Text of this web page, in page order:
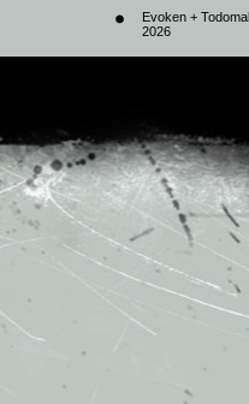
Evoken +
2026